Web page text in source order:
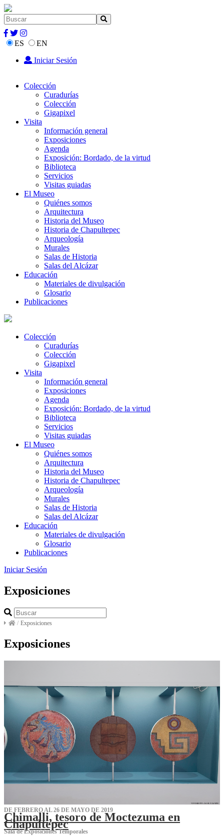
ES
EN
Iniciar Sesión
Colección
Curadurías
Colección
Gigapixel
Visita
Información general
Exposiciones
Agenda
Exposición: Bordado, de la virtud
Biblioteca
Servicios
Visitas guiadas
El Museo
Quiénes somos
Arquitectura
Historia del Museo
Historia de Chapultepec
Arqueología
Murales
Salas de Historia
Salas del Alcázar
Educación
Materiales de divulgación
Glosario
Publicaciones
Colección
Curadurías
Colección
Gigapixel
Visita
Información general
Exposiciones
Agenda
Exposición: Bordado, de la virtud
Biblioteca
Servicios
Visitas guiadas
El Museo
Quiénes somos
Arquitectura
Historia del Museo
Historia de Chapultepec
Arqueología
Murales
Salas de Historia
Salas del Alcázar
Educación
Materiales de divulgación
Glosario
Publicaciones
Iniciar Sesión
Exposiciones
/ Exposiciones
Exposiciones
DE FEBRERO AL 26 DE MAYO DE 2019
Chimalli, tesoro de Moctezuma en
Chapultepec
Sala de Exposiciones Temporales